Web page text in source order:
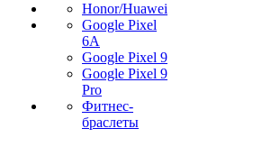
Honor/Huawei
Google Pixel
6A
Google Pixel 9
Google Pixel 9
Pro
Фитнес-
браслеты